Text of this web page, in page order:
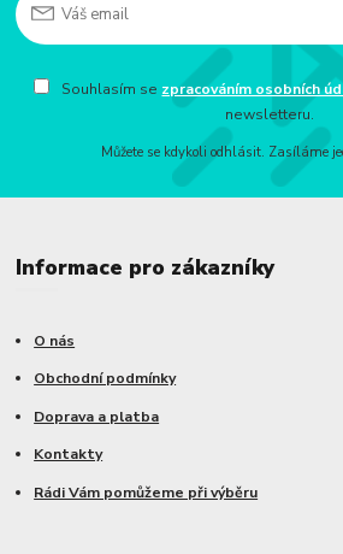
Souhlasím se zpracováním osobních
newsletteru.
Můžete se kdykoli odhlásit. Zasíláme
Informace pro zákazníky
O nás
Obchodní podmínky
Doprava a platba
Kontakty
Rádi Vám pomůžeme při výběru